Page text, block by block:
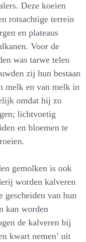
Deze koeien
rotsachtige terrein
en plateaus
Voor de
was tarwe telen
zij hun bestaan
melk en van melk in
omdat hij zo
lichtvoetig
en bloemen te
gemolken is ook
worden kalveren
gescheiden van hun
kan worden
de kalveren bij
kwart nemen’ uit